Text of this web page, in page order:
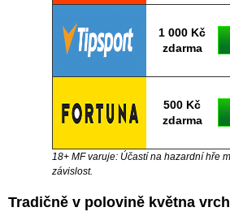
1 000 Kč
zdarma
500 Kč
zdarma
18+ MF varuje: Účastí na hazardní hře
závislost.
Tradičně v polovině května